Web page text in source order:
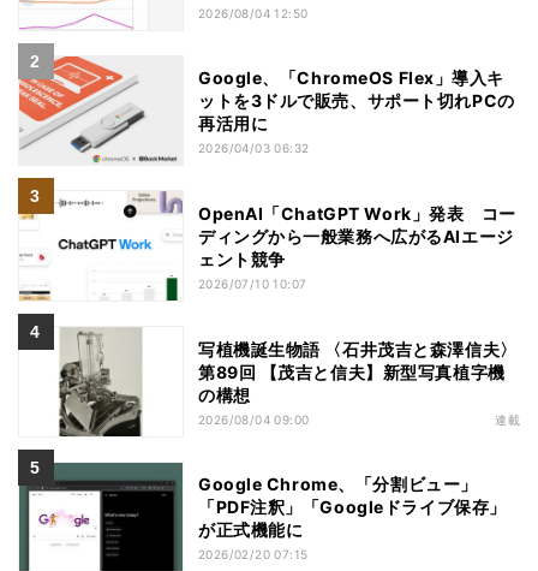
2026/08/04 12:50
Google、「ChromeOS Flex」導入キ
ットを3ドルで販売、サポート切れPCの
再活用に
2026/04/03 06:32
OpenAI「ChatGPT Work」発表 コー
ディングから一般業務へ広がるAIエージ
ェント競争
2026/07/10 10:07
写植機誕生物語 〈石井茂吉と森澤信夫〉
第89回 【茂吉と信夫】新型写真植字機
の構想
2026/08/04 09:00 連載
Google Chrome、「分割ビュー」
「PDF注釈」「Googleドライブ保存」
が正式機能に
2026/02/20 07:15